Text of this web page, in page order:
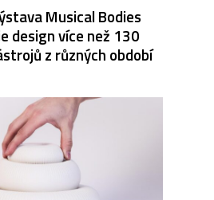
Musical Bodies
design více než 130
z různých období